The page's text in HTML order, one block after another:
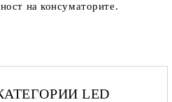
на консуматорите.
LED